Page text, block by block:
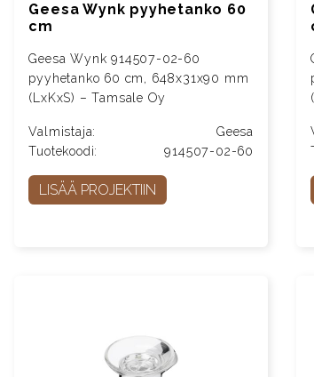
Geesa Wynk pyyhetanko 60
cm
Geesa Wynk 914507-02-60
pyyhetanko 60 cm, 648x31x90 mm
(LxKxS) – Tamsale Oy
Valmistaja:
Geesa
Tuotekoodi:
914507-02-60
LISÄÄ PROJEKTIIN